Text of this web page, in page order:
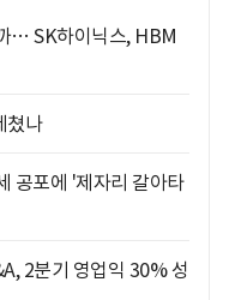
… SK하이닉스, HBM
쳤나
공포에 '제자리 갈아타
2분기 영업익 30% 성